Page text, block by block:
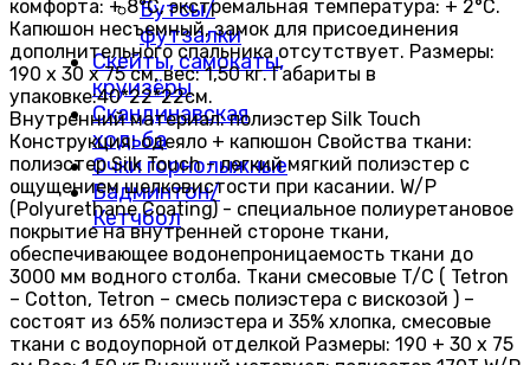
Бутсы/
футзалки
Скейты, самокаты,
круизёры
Скандинавская
ходьба
Очки горнолыжные
Бадминтон/
Кетчбол
комфорта: + 8°С, экстремальная температура: + 2°С.
Капюшон несъемный, замок для присоединения
дополнительного спальника отсутствует. Размеры:
190 х 30 х 75 см, вес: 1,50 кг. Габариты в
упаковке:40*22*22см.
Внутренний материал: полиэстер Silk Touch
Конструкция: одеяло + капюшон Свойства ткани:
полиэстер Silk Touch - легкий мягкий полиэстер с
ощущением шелковистости при касании. W/P
(Polyurethane Coating) - специальное полиуретановое
покрытие на внутренней стороне ткани,
обеспечивающее водонепроницаемость ткани до
3000 мм водного столба. Ткани смесовые T/C ( Tetron
– Cotton, Tetron – смесь полиэстера с вискозой ) –
состоят из 65% полиэстера и 35% хлопка, смесовые
ткани с водоупорной отделкой Размеры: 190 + 30 х 75